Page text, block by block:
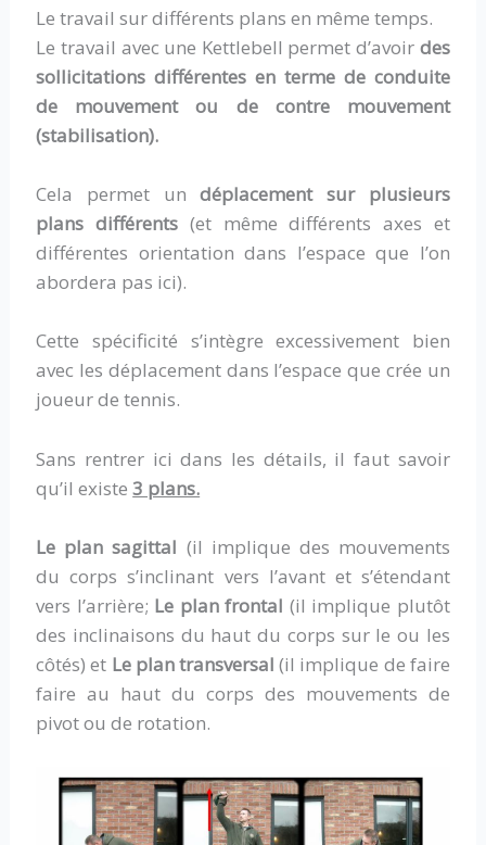
Le travail sur différents plans en même temps.
Le travail avec une Kettlebell permet d’avoir des
sollicitations différentes en terme de conduite
de mouvement ou de contre mouvement
(stabilisation).
Cela permet undéplacement sur plusieurs
plans différents(et même différents axes et
différentes orientation dans l’espace que l’on
abordera pas ici).
Cette spécificité s’intègre excessivement bien
avec les déplacement dans l’espace que crée un
joueur de tennis.
Sans rentrer ici dans les détails, il faut savoir
qu’il existe3 plans.
Le plan sagittal (il implique des mouvements
du corps s’inclinant vers l’avant et s’étendant
vers l’arrière; Le plan frontal (il implique plutôt
des inclinaisons du haut du corps sur le ou les
côtés) et Le plan transversal (il implique de faire
faire au haut du corps des mouvements de
pivot ou de rotation.